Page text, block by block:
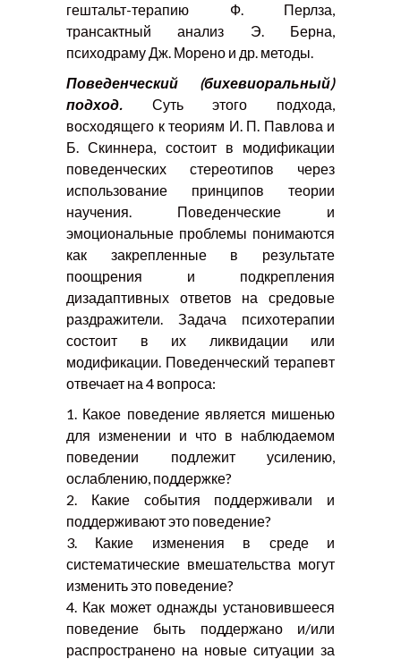
гештальт-терапию Ф. Перлза,
трансактный анализ Э. Берна,
психодраму Дж. Морено и др. методы.
Поведенческий (бихевиоральный)
подход. Суть этого подхода,
восходящего к теориям И. П. Павлова и
Б. Скиннера, состоит в модификации
поведенческих стереотипов через
использование принципов теории
научения. Поведенческие и
эмоциональные проблемы понимаются
как закрепленные в результате
поощрения и подкрепления
дизадаптивных ответов на средовые
раздражители. Задача психотерапии
состоит в их ликвидации или
модификации. Поведенческий терапевт
отвечает на 4 вопроса:
1. Какое поведение является мишенью
для изменении и что в наблюдаемом
поведении подлежит усилению,
ослаблению, поддержке?
2. Какие события поддерживали и
поддерживают это поведение?
3. Какие изменения в среде и
систематические вмешательства могут
изменить это поведение?
4. Как может однажды установившееся
поведение быть поддержано и/или
распространено на новые ситуации за